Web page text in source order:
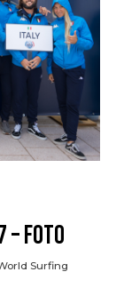
FOTO
Surfing